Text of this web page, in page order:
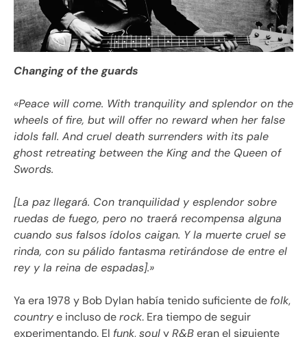
Changing of the guards
«Peace will come. With tranquility and splendor on the
wheels of fire, but will offer no reward when her false
idols fall. And cruel death surrenders with its pale
ghost retreating between the King and the Queen of
Swords.
[La paz llegará. Con tranquilidad y esplendor sobre
ruedas de fuego, pero no traerá recompensa alguna
cuando sus falsos ídolos caigan. Y la muerte cruel se
rinda, con su pálido fantasma retirándose de entre el
rey y la reina de espadas].»
Ya era 1978 y Bob Dylan había tenido suficiente de folk,
countrye incluso derock. Era tiempo de seguir
experimentando. El funk,soulyR&Beran el siguiente